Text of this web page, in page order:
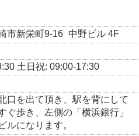
市新栄町9-16 中野ビル 4F
土日祝: 09:00-17:30
口を出て頂き、駅を背にして
ぐ歩き、左側の「横浜銀行」
ルになります。